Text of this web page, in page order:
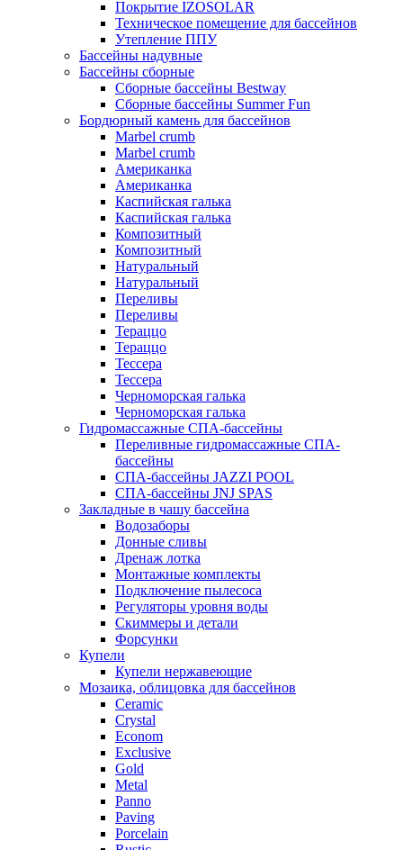
Покрытие IZOSOLAR
Техническое помещение для бассейнов
Утепление ППУ
Бассейны надувные
Бассейны сборные
Сборные бассейны Bestway
Сборные бассейны Summer Fun
Бордюрный камень для бассейнов
Marbel crumb
Marbel crumb
Американка
Американка
Каспийская галька
Каспийская галька
Композитный
Композитный
Натуральный
Натуральный
Переливы
Переливы
Тераццо
Тераццо
Тессера
Тессера
Черноморская галька
Черноморская галька
Гидромассажные СПА-бассейны
Переливные гидромассажные СПА-
бассейны
СПА-бассейны JAZZI POOL
СПА-бассейны JNJ SPAS
Закладные в чашу бассейна
Водозаборы
Донные сливы
Дренаж лотка
Монтажные комплекты
Подключение пылесоса
Регуляторы уровня воды
Скиммеры и детали
Форсунки
Купели
Купели нержавеющие
Мозаика, облицовка для бассейнов
Ceramic
Crystal
Econom
Exclusive
Gold
Metal
Panno
Paving
Porcelain